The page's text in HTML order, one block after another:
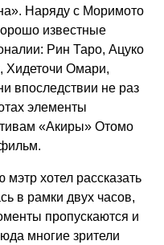
Наряду с Моримото
известные
Рин Таро, Ацуко
Хидеточи Омари,
впоследствии не раз
элементы
«Акиры» Отомо
хотел рассказать
в рамки двух часов,
пропускаются и
многие зрители